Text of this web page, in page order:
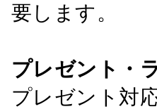
要します。
プレゼント・
プレゼント対